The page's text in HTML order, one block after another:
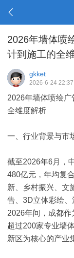
2026年墙体喷
计到施工的全
gkket
2026-6-24
2026年墙体喷绘广
全维度解析
一、行业背景与市
截至2026年6月，
480亿元，年均复
新、乡村振兴、文
告、3D立体彩绘
2026年间，成都
超过200家专业墙
新区为核心的产业